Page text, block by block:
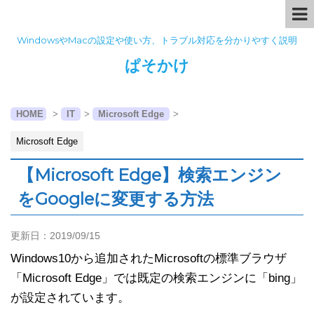
WindowsやMacの設定や使い方、トラブル対応を分かりやすく説明
ぱそかけ
HOME > IT > Microsoft Edge >
Microsoft Edge
【Microsoft Edge】検索エンジン
をGoogleに変更する方法
更新日： 2019/09/15
Windows10から追加されたMicrosoftの標準ブラウザ
「Microsoft Edge」では既定の検索エンジンに「bing」
が設定されています。